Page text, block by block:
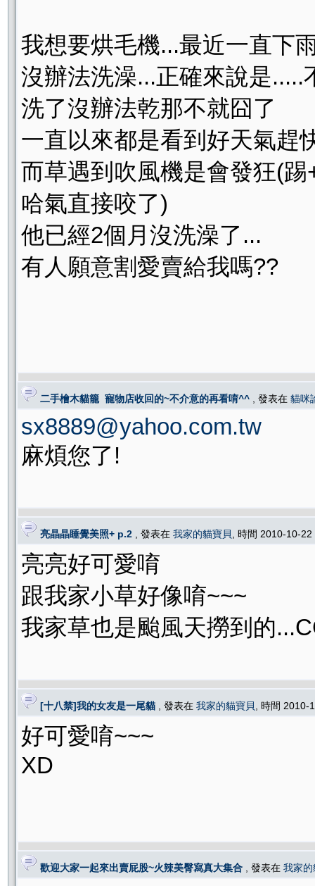
我想要烘毛機...最近一直下
沒辦法洗澡...正確來說是.....
洗了沒辦法乾那不就囧了
一直以來都是看到好天氣趕
而草遇到吹風機是會發狂(
哈氣直接咬了)
他已經2個月沒洗澡了...
有人願意割愛賣給我嗎??
二手檜木貓籠 寵物店收回的~不介意的再看唷^^ , 發表在 貓咪
sx8889@yahoo.com.tw
麻煩您了!
亮晶晶睡覺美照+ p.2 , 發表在 我家的貓寶貝 , 時間 2010-10-
亮亮好可愛唷
跟我家小草好像唷~~~
我家草也是颱風天撈到的
[十八禁]我的女友是一尾貓 , 發表在 我家的貓寶貝 , 時間
好可愛唷~~~
XD
歡迎大家一起來出賣屁股~火辣美臀寫真大集合 , 發表在 我家